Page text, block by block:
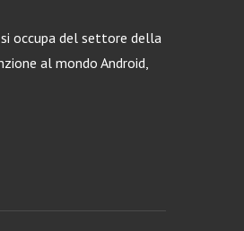
occupa del settore della
al mondo Android,